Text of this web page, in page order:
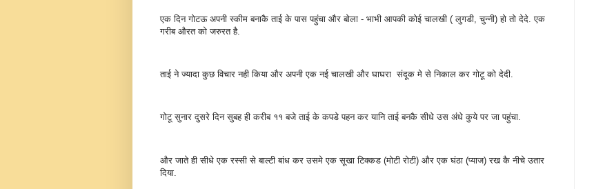
एक दिन गोटऊ अपनी स्कीम बनाकै ताई के पास पहुंचा और बोला - भाभी आपकी कोई चालखी ( लुगडी, चुन्नी) हो तो देदे. एक
गरीब औरत को जरुरत है.
ताई ने ज्यादा कुछ विचार नही किया और अपनी एक नई चालखी और घाघरा संदूक मे से निकाल कर गोटू को देदी.
गोटू सुनार दुसरे दिन सुबह ही करीब ११ बजे ताई के कपडे पहन कर यानि ताई बनकै सीधे उस अंधे कुये पर जा पहुंचा.
और जाते ही सीधे एक रस्सी से बाल्टी बांध कर उसमे एक सूखा टिक्कड (मोटी रोटी) और एक घंठा (प्याज) रख कै नीचे उतार
दिया.